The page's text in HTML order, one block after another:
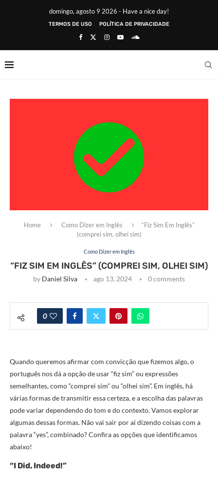
domingo, agosto 9 2026 - Have a nice day!
TERMOS DE USO POLÍTICA DE PRIVACIDADE
Home Como Dizer em Inglês
“Fiz Sim Em Inglês”
(comprei sim, olhei sim)
Como Dizer em Inglês
“FIZ SIM EM INGLÊS” (COMPREI SIM, OLHEI SIM)
by Daniel Silva ago 13, 2024 0 comments
0
Quando queremos afirmar com convicção que fizemos algo, o
português nos dá a opção de usar “fiz sim” ou expressões
semelhantes, como “comprei sim” ou “olhei sim”. Em inglês, há
várias formas de transmitir essa certeza, e a escolha das palavras
pode variar dependendo do tom e do contexto. Vamos explorar
algumas dessas formas. Não vai sair por aí dizendo coisas com a
palavra “yes”, combinado? Confira as opções que identificamos
abaixo!
“I Did, Indeed!”